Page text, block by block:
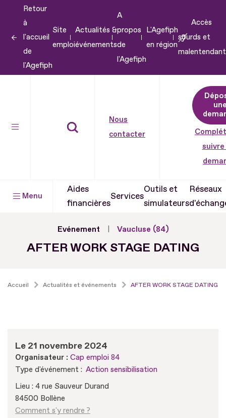
contenu
Retour
à
l'accueil
de
l'Agefiph
Site
emploi
Actualités &
événements
A
propos
de
l'Agefiph
L'Agefiph
en région
Accès
sourds et
Nous
contacter
suivre
Menu
Aides
financières
Services
Outils et
simulateurs
Réseaux
Evénement Vaucluse (84)
AFTER WORK STAGE DATING
Accueil Actualités et événements AFTER WORK STAGE DATING
Le 21 novembre 2024
Organisateur : Cap emploi 84
Type d'événement : Action sensibilisation
Lieu : 4 rue Sauveur Durand
84500 Bollène
Comment s'y rendre ?